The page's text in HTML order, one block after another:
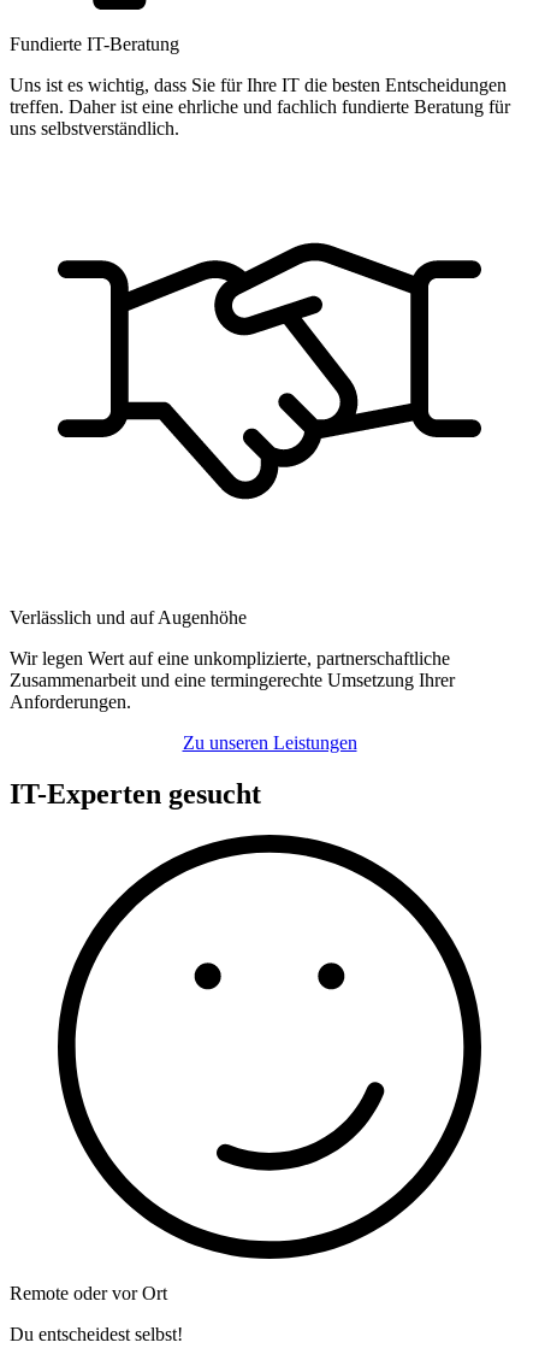
Fundierte IT-Beratung
Uns ist es wichtig, dass Sie für Ihre IT die besten Entscheidungen
treffen. Daher ist eine ehrliche und fachlich fundierte Beratung für
uns selbstverständlich.
Verlässlich und auf Augenhöhe
Wir legen Wert auf eine unkomplizierte, partnerschaftliche
Zusammenarbeit und eine termingerechte Umsetzung Ihrer
Anforderungen.
Zu unseren Leistungen
IT-Experten gesucht
Remote oder vor Ort
Du entscheidest selbst!